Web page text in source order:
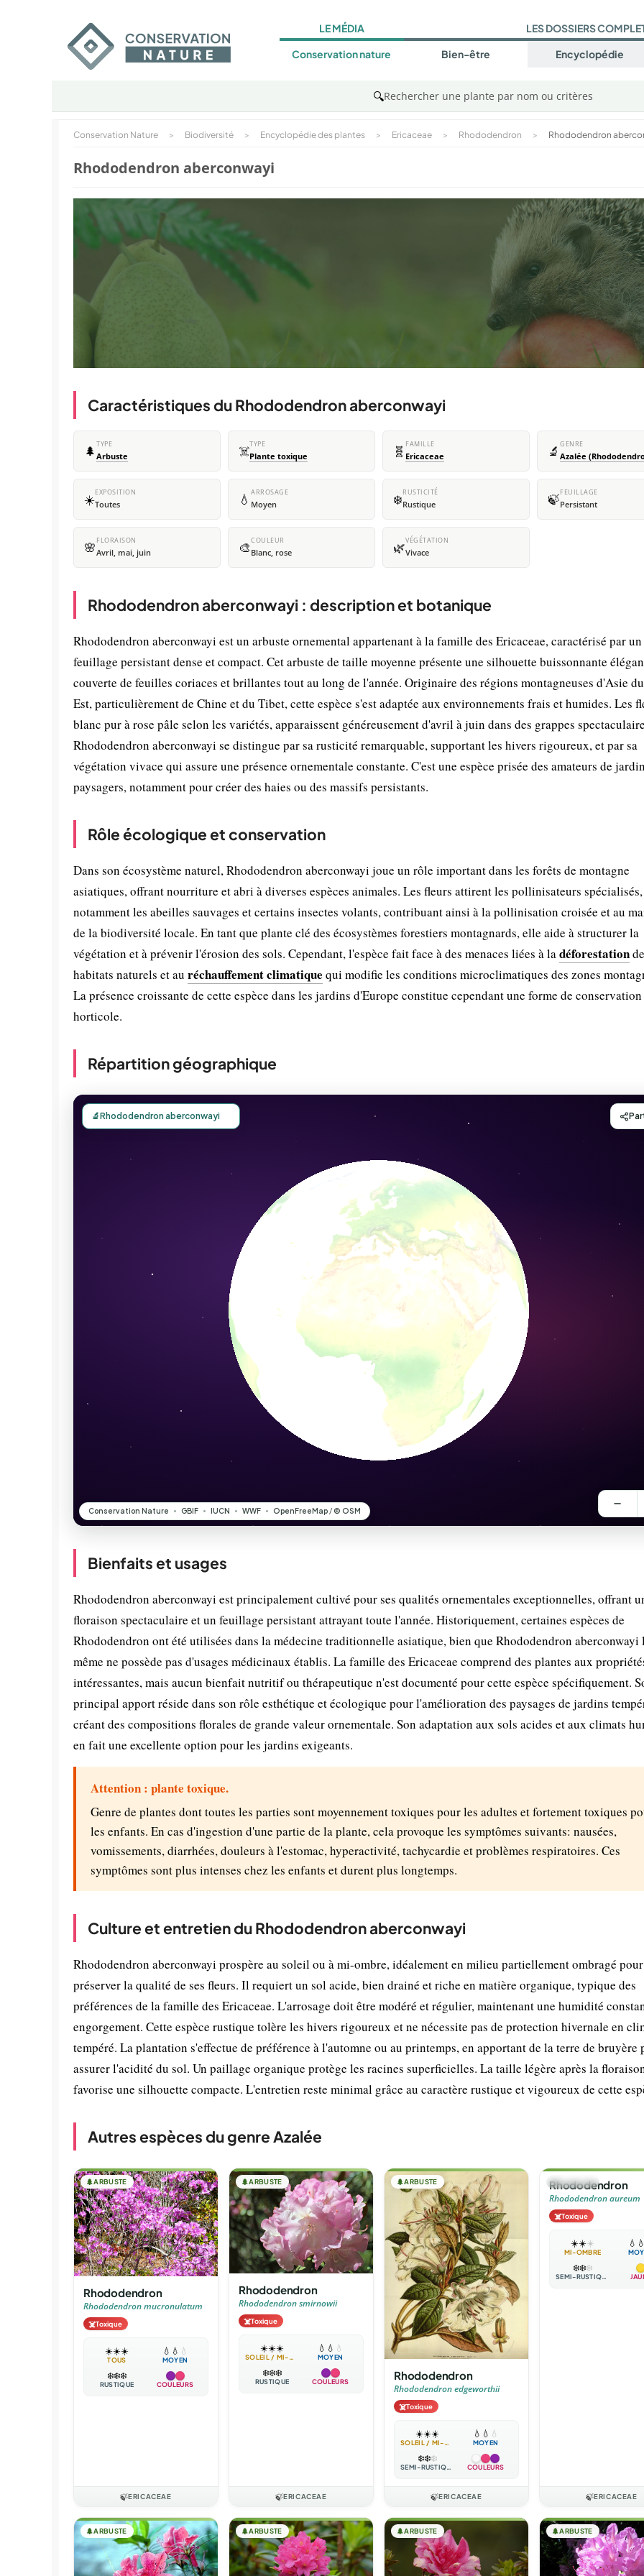
LE MÉDIA
Conservation nature
LES DOSSIERS
Bien-être Encyclopédie
🔍Rechercher une plante par nom ou critères
Conservation Nature > Biodiversité > Encyclopédie des plantes > Ericaceae > Rhododendron > Rhododendron
Rhododendron aberconwayi
Caractéristiques du Rhododendron aberconwayi
🌲 TYPE
Arbuste ☠️TYPE
Plante toxique 🧬 FAMILLE
Ericaceae 🔬 GENRE
Azalée
☀️EXPOSITION
Toutes 💧 ARROSAGE
Moyen ❄️RUSTICITÉ
Rustique 🍃FEUILLAGE
Persistant
🌸 FLORAISON
Avril, mai, juin 🎨COULEUR
Blanc, rose 🌿VÉGÉTATION
Vivace
Rhododendron aberconwayi : description et botanique
Rhododendron aberconwayi est un arbuste ornemental appartenant à la famille des Ericaceae, caractérisé par un
feuillage persistant dense et compact. Cet arbuste de taille moyenne présente une silhouette buissonnante
couverte de feuilles coriaces et brillantes tout au long de l'année. Originaire des régions montagneuses d'Asie
Est, particulièrement de Chine et du Tibet, cette espèce s'est adaptée aux environnements frais et humides. Les
blanc pur à rose pâle selon les variétés, apparaissent généreusement d'avril à juin dans des grappes
Rhododendron aberconwayi se distingue par sa rusticité remarquable, supportant les hivers rigoureux, et par sa
végétation vivace qui assure une présence ornementale constante. C'est une espèce prisée des amateurs de
paysagers, notamment pour créer des haies ou des massifs persistants.
Rôle écologique et conservation
Dans son écosystème naturel, Rhododendron aberconwayi joue un rôle important dans les forêts de montagne
asiatiques, offrant nourriture et abri à diverses espèces animales. Les fleurs attirent les pollinisateurs spécialisés,
notamment les abeilles sauvages et certains insectes volants, contribuant ainsi à la pollinisation croisée et au
de la biodiversité locale. En tant que plante clé des écosystèmes forestiers montagnards, elle aide à structurer la
végétation et à prévenir l'érosion des sols. Cependant, l'espèce fait face à des menaces liées à ladéforestation
habitats naturels et au réchauffement climatique qui modifie les conditions microclimatiques des zones
La présence croissante de cette espèce dans les jardins d'Europe constitue cependant une forme de conservation
horticole.
Répartition géographique
Bienfaits et usages
Rhododendron aberconwayi est principalement cultivé pour ses qualités ornementales exceptionnelles, offrant
floraison spectaculaire et un feuillage persistant attrayant toute l'année. Historiquement, certaines espèces de
Rhododendron ont été utilisées dans la médecine traditionnelle asiatique, bien que Rhododendron
même ne possède pas d'usages médicinaux établis. La famille des Ericaceae comprend des plantes aux
intéressantes, mais aucun bienfait nutritif ou thérapeutique n'est documenté pour cette espèce spécifiquement.
principal apport réside dans son rôle esthétique et écologique pour l'amélioration des paysages de jardins
créant des compositions florales de grande valeur ornementale. Son adaptation aux sols acides et aux climats
en fait une excellente option pour les jardins exigeants.
Attention : plante toxique.
Genre de plantes dont toutes les parties sont moyennement toxiques pour les adultes et fortement toxiques
les enfants. En cas d'ingestion d'une partie de la plante, cela provoque les symptômes suivants: nausées,
vomissements, diarrhées, douleurs à l'estomac, hyperactivité, tachycardie et problèmes respiratoires. Ces
symptômes sont plus intenses chez les enfants et durent plus longtemps.
Culture et entretien du Rhododendron aberconwayi
Rhododendron aberconwayi prospère au soleil ou à mi-ombre, idéalement en milieu partiellement ombragé pour
préserver la qualité de ses fleurs. Il requiert un sol acide, bien drainé et riche en matière organique, typique des
préférences de la famille des Ericaceae. L'arrosage doit être modéré et régulier, maintenant une humidité
engorgement. Cette espèce rustique tolère les hivers rigoureux et ne nécessite pas de protection hivernale en
tempéré. La plantation s'effectue de préférence à l'automne ou au printemps, en apportant de la terre de bruyère
assurer l'acidité du sol. Un paillage organique protège les racines superficielles. La taille légère après la
favorise une silhouette compacte. L'entretien reste minimal grâce au caractère rustique et vigoureux de cette
Autres espèces du genre Azalée
🌲ARBUSTE
Rhododendron
Rhododendron mucronulatum
☠️Toxique
☀️☀️☀️
TOUS
💧 💧 💧
MOYEN
❄️❄️❄️
RUSTIQUE COULEURS
🍃ERICACEAE
🌲ARBUSTE
Rhododendron
Rhododendron smirnowii
☠️Toxique
☀️☀️☀️
SOLEIL / MI-OMBRE
💧 💧 💧
MOYEN
❄️❄️❄️
RUSTIQUE COULEURS
🍃ERICACEAE
🌲ARBUSTE
Rhododendron
Rhododendron edgeworthii
☠️Toxique
☀️☀️☀️
SOLEIL / MI-OMBRE
💧 💧 💧
MOYEN
❄️❄️❄️
SEMI-RUSTIQUE COULEURS
🍃ERICACEAE
🌲ARBUSTE
Rhododendron
Rhododendron aureum
☠️Toxique
☀️☀️☀️
MI-OMBRE
💧
❄️❄️❄️
SEMI-RUSTIQUE
🍃ERICACEAE
🌲ARBUSTE 🌲ARBUSTE 🌲ARBUSTE 🌲ARBUSTE